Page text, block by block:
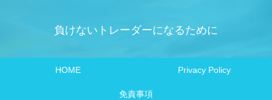
負けないトレーダーになるために
HOME Privacy Policy
免責事項